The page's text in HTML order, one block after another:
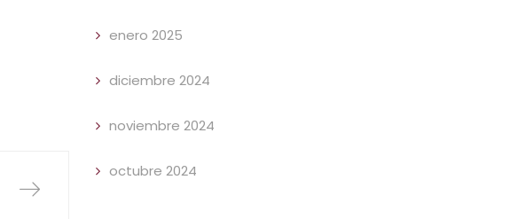
enero 2025
diciembre 2024
noviembre 2024
octubre 2024